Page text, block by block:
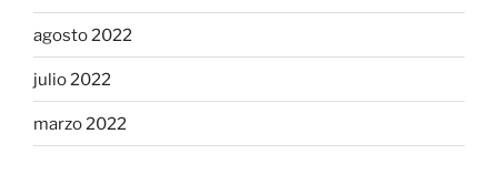
agosto 2022
julio 2022
marzo 2022